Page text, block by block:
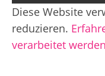
Diese Website
reduzieren.
verarbeitet